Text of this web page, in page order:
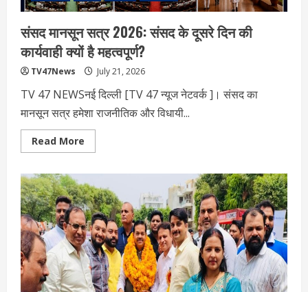
संसद मानसून सत्र 2026: संसद के दूसरे दिन की
कार्यवाही क्यों है महत्वपूर्ण?
TV47News July 21, 2026
TV 47 NEWSनई दिल्‍ली [TV 47 न्‍यूज नेटवर्क ]। संसद का
मानसून सत्र हमेशा राजनीतिक और विधायी...
Read More
more
सत्र
2026:
संसद
के
दूसरे
दिन
की
कार्यवाही
क्यों
है
महत्वपूर्ण?